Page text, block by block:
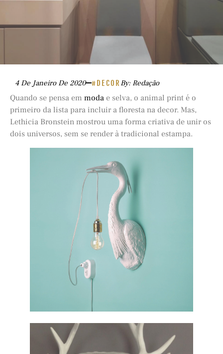
4 De Janeiro De 2020 #DECORBy: Redação
Quando se pensa em moda e selva, o animal print é o
primeiro da lista para incluir a floresta na decor. Mas,
Lethicia Bronstein mostrou uma forma criativa de unir os
dois universos, sem se render à tradicional estampa.